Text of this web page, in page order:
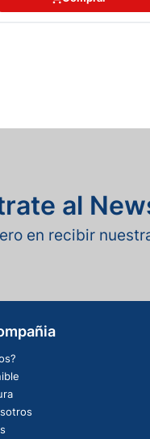
al
en recibir